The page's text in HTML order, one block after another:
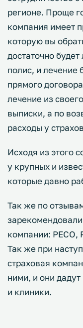
регионе. Проще
компания имеет
которую вы
достаточно
полис, и лечение
прямого
лечение из
выписки, а по
расходы у
Исходя из этого
у крупных и
которые давно
Так же по
компании: РЕСО,
Так же при
страховая
ними, и они
и клиники.